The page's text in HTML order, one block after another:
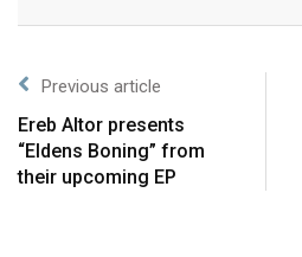
Previous article
Ereb Altor presents
“Eldens Boning” from
their upcoming EP